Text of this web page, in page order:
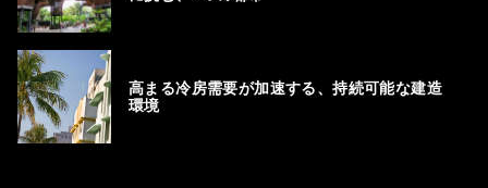
高まる冷房需要が加速する、持続可能な建造
環境